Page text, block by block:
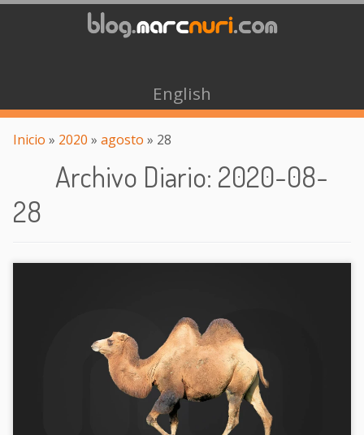
English
Inicio » 2020 » agosto » 28
Archivo Diario: 2020-08-
28